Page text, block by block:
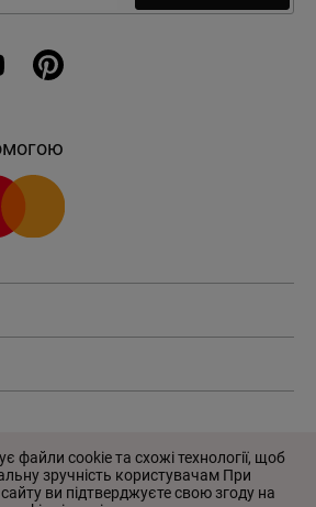
файли cookie та схожі технології, щоб
зручність користувачам При
ви підтверджуєте свою згоду на